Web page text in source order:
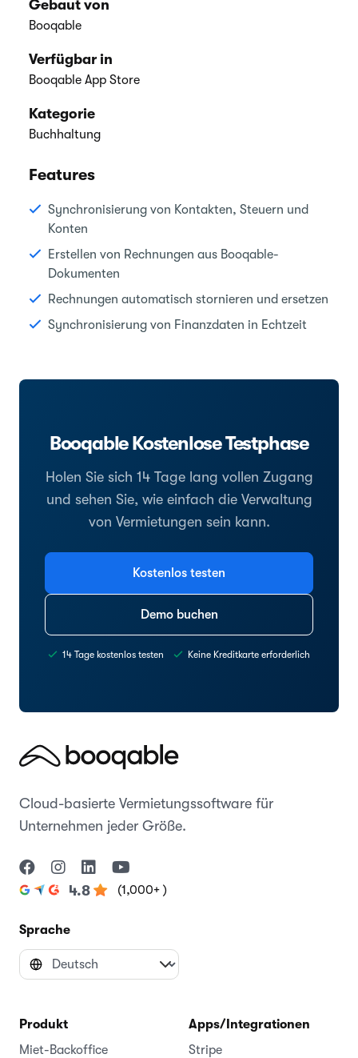
Gebaut von
Booqable
Verfügbar in
Booqable App Store
Kategorie
Buchhaltung
Features
Synchronisierung von Kontakten, Steuern und
Konten
Erstellen von Rechnungen aus Booqable-
Dokumenten
Rechnungen automatisch stornieren und ersetzen
Synchronisierung von Finanzdaten in Echtzeit
Booqable Kostenlose Testphase
Holen Sie sich 14 Tage lang vollen Zugang
und sehen Sie, wie einfach die Verwaltung
von Vermietungen sein kann.
Kostenlos testen
Demo buchen
14 Tage kostenlos testen Keine Kreditkarte erforderlich
Cloud-basierte Vermietungssoftware für
Unternehmen jeder Größe.
4.8 (1,000+ )
Sprache
Produkt
Miet-Backoffice
Apps/Integrationen
Stripe